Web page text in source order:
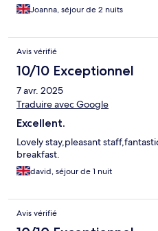
Joanna, séjour de 2 nuits
Avis vérifié
10/10 Exceptionnel
7 avr. 2025
Traduire avec Google
Excellent.
Lovely stay,pleasant
breakfast.
david, séjour de 1 nuit
Avis vérifié